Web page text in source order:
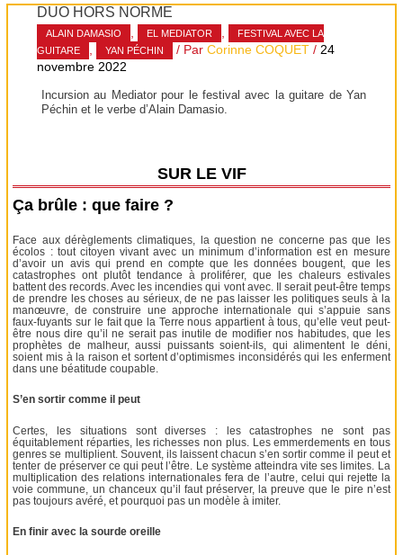
DUO HORS NORME
ALAIN DAMASIO , EL MEDIATOR ,
FESTIVAL AVEC LA
GUITARE
, YAN PÉCHIN / ParCorinne COQUET /24
novembre 2022
Incursion au Mediator pour le festival avec la guitare de Yan
Péchin et le verbe d’Alain Damasio.
SUR LE VIF
Ça brûle : que faire ?
Face aux dérèglements climatiques, la question ne concerne pas que les
écolos : tout citoyen vivant avec un minimum d’information est en mesure
d’avoir un avis qui prend en compte que les données bougent, que les
catastrophes ont plutôt tendance à proliférer, que les chaleurs estivales
battent des records. Avec les incendies qui vont avec. Il serait peut-être temps
de prendre les choses au sérieux, de ne pas laisser les politiques seuls à la
manœuvre, de construire une approche internationale qui s’appuie sans
faux-fuyants sur le fait que la Terre nous appartient à tous, qu’elle veut peut-
être nous dire qu’il ne serait pas inutile de modifier nos habitudes, que les
prophètes de malheur, aussi puissants soient-ils, qui alimentent le déni,
soient mis à la raison et sortent d’optimismes inconsidérés qui les enferment
dans une béatitude coupable.
S’en sortir comme il peut
Certes, les situations sont diverses : les catastrophes ne sont pas
équitablement réparties, les richesses non plus. Les emmerdements en tous
genres se multiplient. Souvent, ils laissent chacun s’en sortir comme il peut et
tenter de préserver ce qui peut l’être. Le système atteindra vite ses limites. La
multiplication des relations internationales fera de l’autre, celui qui rejette la
voie commune, un chanceux qu’il faut préserver, la preuve que le pire n’est
pas toujours avéré, et pourquoi pas un modèle à imiter.
En finir avec la sourde oreille